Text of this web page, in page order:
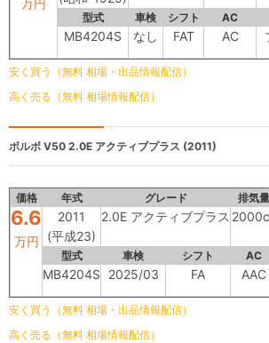
万円
型式 車検 シフト AC
MB4204S なし FAT AC
安く買う（無料 相場・出品情報配信）
高く売る（無料 相場情報配信）
ボルボ V50 2.0E アクティブプラス (2011)
価格 年式 グレード 排気量
6.6
万円
2011
(平成23)
2.0E アクティブプラス
型式 車検 シフト AC
MB4204S 2025/03 FA AAC
安く買う（無料 相場・出品情報配信）
高く売る（無料 相場情報配信）